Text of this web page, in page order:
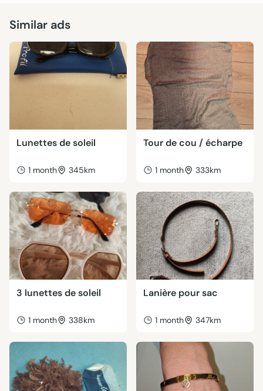
Similar ads
Lunettes de soleil
1 month 345km
Tour de cou / écharpe
1 month 333km
3 lunettes de soleil
1 month 338km
Lanière pour sac
1 month 347km